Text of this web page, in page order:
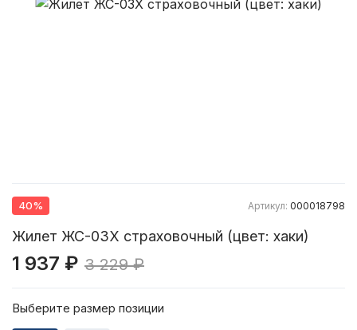
40% Артикул: 000018798
Жилет ЖС-03Х страховочный (цвет: хаки)
1 937 ₽ 3 229 ₽
Выберите размер позиции